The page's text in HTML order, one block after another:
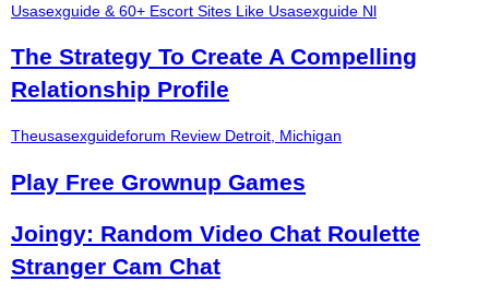
Usasexguide & 60+ Escort Sites Like Usasexguide Nl
The Strategy To Create A Compelling
Relationship Profile
Theusasexguideforum Review Detroit, Michigan
Play Free Grownup Games
Joingy: Random Video Chat Roulette
Stranger Cam Chat